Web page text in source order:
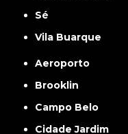
Sé
Vila Buarque
Aeroporto
Brooklin
Campo Belo
Cidade Jardim